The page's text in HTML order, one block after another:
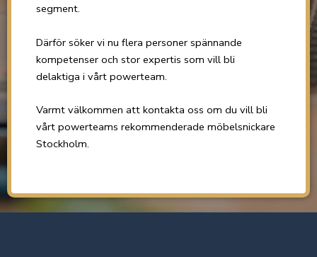
segment.
Därför söker vi nu flera personer spännande
kompetenser och stor expertis som vill bli
delaktiga i vårt powerteam.
Varmt välkommen att kontakta oss om du vill bli
vårt powerteams rekommenderade möbelsnickare
Stockholm.